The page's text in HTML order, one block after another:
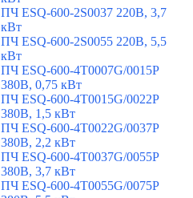
ПЧ ESQ-600-2S0037 220В, 3,7
кВт
ПЧ ESQ-600-2S0055 220В, 5,5
кВт
ПЧ ESQ-600-4T0007G/0015P
380В, 0,75 кВт
ПЧ ESQ-600-4T0015G/0022P
380В, 1,5 кВт
ПЧ ESQ-600-4T0022G/0037P
380В, 2,2 кВт
ПЧ ESQ-600-4T0037G/0055P
380В, 3,7 кВт
ПЧ ESQ-600-4T0055G/0075P